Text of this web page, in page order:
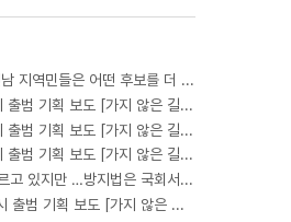
[여론조사④][한걸음더]광주전남 지역민들은 어떤 후보를 더 선호할까.. 변수는?
[한걸음더]전남광주통합특별시 출범 기획 보도 [가지 않은 길] 5편 프랑스 헌법에 새긴 '지방 분권'..전남광주 통합 성공 조건은?
[한걸음더]전남광주통합특별시 출범 기획 보도 [가지 않은 길] 4편 프랑스 지역 통합 10년 성적표
[한걸음더]전남광주통합특별시 출범 기획 보도 [가지 않은 길] 3편 프랑스 통합 10년 지났지만..."우린 여전히 알자스인"
[한걸음더] 헬스장 '먹튀' 잇따르고 있지만 …방지법은 국회서 낮잠
[한걸음더] 전남광주통합특별시 출범 기획 보도 [가지 않은 길] 2편 지방이 주도한 투자..'유럽 상위 5개 지역' 도약 비결은?